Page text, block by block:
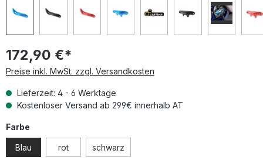
172,90 €*
Preise inkl. MwSt. zzgl. Versandkosten
Lieferzeit: 4 - 6 Werktage
Kostenloser Versand ab 299€ innerhalb AT
Farbe
Blau rot schwarz